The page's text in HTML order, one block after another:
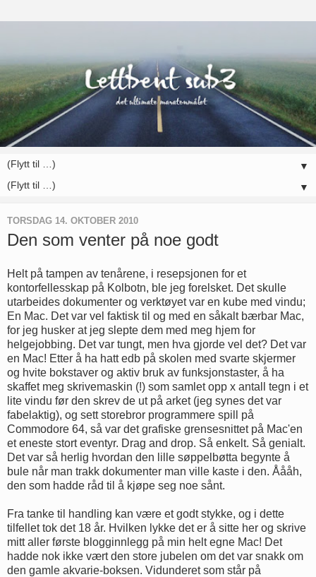
▼
▼
TORSDAG 14. OKTOBER 2010
Den som venter på noe godt
Helt på tampen av tenårene, i resepsjonen for et
kontorfellesskap på Kolbotn, ble jeg forelsket. Det skulle
utarbeides dokumenter og verktøyet var en kube med vindu;
En Mac. Det var vel faktisk til og med en såkalt bærbar Mac,
for jeg husker at jeg slepte dem med meg hjem for
helgejobbing. Det var tungt, men hva gjorde vel det? Det var
en Mac! Etter å ha hatt edb på skolen med svarte skjermer
og hvite bokstaver og aktiv bruk av funksjonstaster, å ha
skaffet meg skrivemaskin (!) som samlet opp x antall tegn i et
lite vindu før den skrev de ut på arket (jeg synes det var
fabelaktig), og sett storebror programmere spill på
Commodore 64, så var det grafiske grensesnittet på Mac'en
et eneste stort eventyr. Drag and drop. Så enkelt. Så genialt.
Det var så herlig hvordan den lille søppelbøtta begynte å
bule når man trakk dokumenter man ville kaste i den. Åååh,
den som hadde råd til å kjøpe seg noe sånt.
Fra tanke til handling kan være et godt stykke, og i dette
tilfellet tok det 18 år. Hvilken lykke det er å sitte her og skrive
mitt aller første blogginnlegg på min helt egne Mac! Det
hadde nok ikke vært den store jubelen om det var snakk om
den gamle akvarie-boksen. Vidunderet som står på